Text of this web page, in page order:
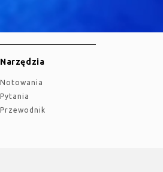
Narzędzia
Notowania
Pytania
Przewodnik